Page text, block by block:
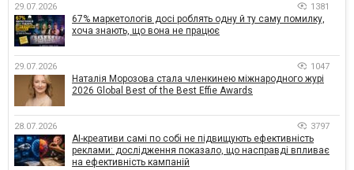
29.07.2026 1381
67% маркетологів досі роблять одну й ту саму помилку,
хоча знають, що вона не працює
29.07.2026 1047
Наталія Морозова стала членкинею міжнародного журі
2026 Global Best of the Best Effie Awards
28.07.2026 3797
AI-креативи самі по собі не підвищують ефективність
реклами: дослідження показало, що насправді впливає
на ефективність кампаній